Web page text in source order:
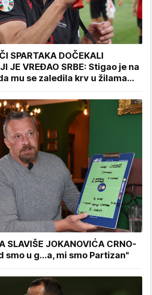
SPARTAKA DOČEKALI
JE VREĐAO SRBE: Stigao je na
mu se zaledila krv u žilama...
SLAVIŠE JOKANOVIĆA CRNO-
smo u g...a, mi smo Partizan"